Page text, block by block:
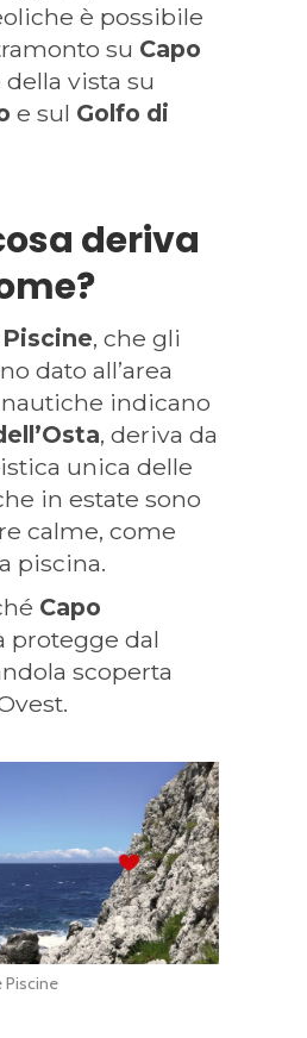
è possibile
su Capo
della vista su
e sul Golfo di
deriva
, che gli
dato all’area
indicano
, deriva da
unica delle
in estate sono
calme, come
piscina.
Capo
protegge dal
scoperta
Piscine